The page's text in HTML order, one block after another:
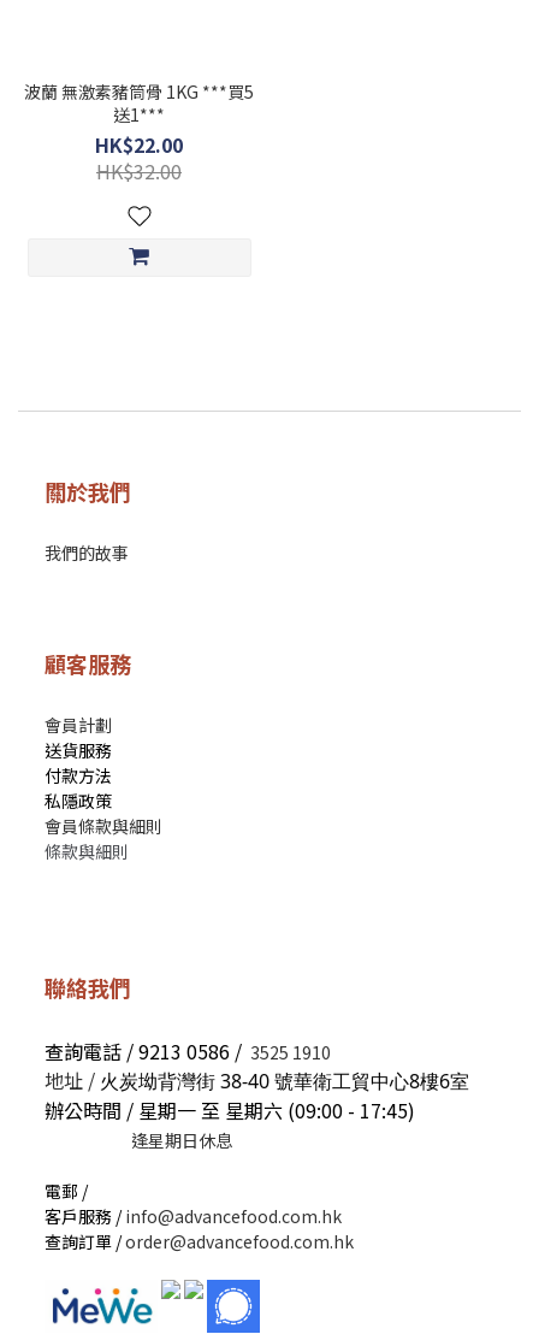
波蘭 無激素豬筒骨 1KG ***買5
送1***
HK$22.00
HK$32.00
關於我們
我們的故事
顧客服務
會員計劃
送貨服務
付款方法
私隱政策
會員條款與細則
條款與細則
聯絡我們
查詢電話 / 9213 0586 / 3525 1910
地址 / 火炭坳背灣街 38-40 號華衛工貿中心8樓6室
辦公時間 / 星期一 至 星期六 (09:00 - 17:45)
逢星期日休息
電郵 /
客戶服務 /info@advancefood.com.hk
查詢訂單 /order@advancefood.com.hk